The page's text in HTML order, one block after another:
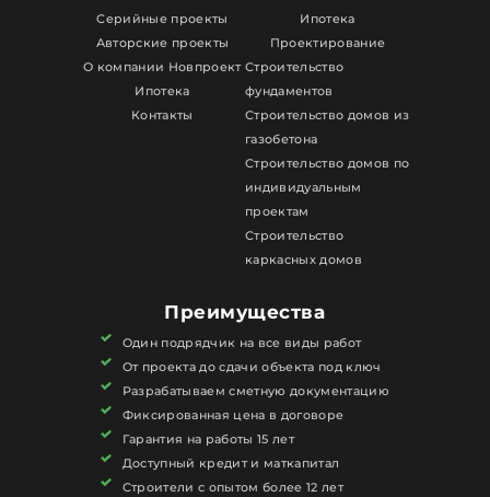
(газоблоков)— тёплые, энергоэффективные
дома с отличной шумоизоляцией и
долговечностью.
Каркасные дома
— быстровозводимые,
экономичные и современные решения для
Строительство домов по индивидуальным
— уникальные планировки,
архитектурный стиль и полное соответствие
строения с высокой прочностью и отличной
теплоизоляцией.
Строительство фундаментов— подбор и
устройство фундамента под конкретный проект
и тип грунта, строго по технологии.
Строительство дач
функциональные дачные дома для отдыха и
Серийные проекты
Авторские проекты
О компании Новпроект
Ипотека
Контакты
Ипотека
Проектирование
Строительство
фундаментов
Строительство домов из
газобетона
Строительство домов по
индивидуальным
проектам
Строительство
каркасных домов
Преимущества
Один подрядчик на все виды работ
От проекта до сдачи объекта под ключ
Разрабатываем сметную документацию
Фиксированная цена в договоре
Гарантия на работы 15 лет
Доступный кредит и маткапитал
Строители с опытом более 12 лет